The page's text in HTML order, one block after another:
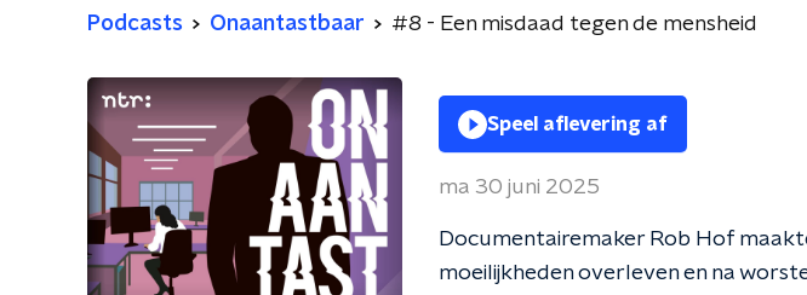
Podcasts Onaantastbaar #8 - Een misdaad tegen de mensheid
Speel aflevering af
ma 30 juni 2025
Documentairemaker Rob Hof
moeilijkheden overleven en na